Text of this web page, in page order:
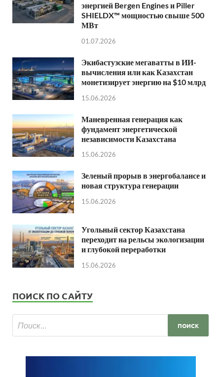
энергией Bergen Engines и Piller
SHIELDX™ мощностью свыше 500
МВт
01.07.2026
Экибастузские мегаватты в ИИ-
вычисления или как Казахстан
монетизирует энергию на $10 млрд
15.06.2026
Маневренная генерация как
фундамент энергетической
независимости Казахстана
15.06.2026
Зеленый прорыв в энергобалансе и
новая структура генерации
15.06.2026
Угольный сектор Казахстана
переходит на рельсы экологизации
и глубокой переработки
15.06.2026
ПОИСК ПО САЙТУ